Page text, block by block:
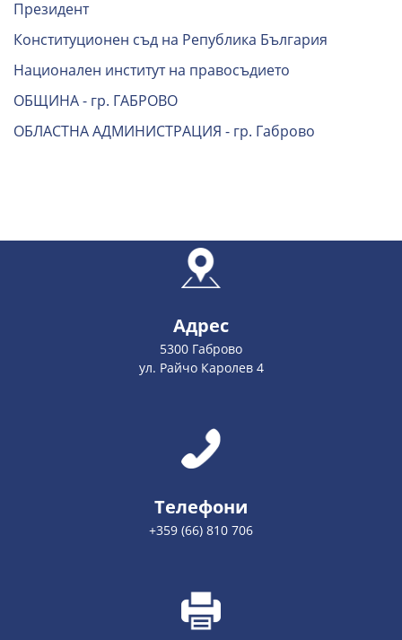
Президент
Конституционен съд на Република България
Национален институт на правосъдието
ОБЩИНА - гр. ГАБРОВО
ОБЛАСТНА АДМИНИСТРАЦИЯ - гр. Габрово
Адрес
5300 Габрово
ул. Райчо Каролев 4
Телефони
+359 (66) 810 706